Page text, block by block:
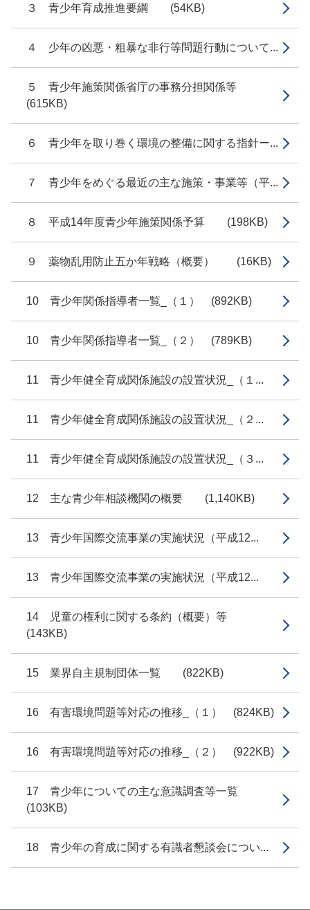
３ 青少年育成推進要綱 (54KB)
４ 少年の凶悪・粗暴な非行等問題行動について...
５ 青少年施策関係省庁の事務分担関係等
(615KB)
６ 青少年を取り巻く環境の整備に関する指針ー...
７ 青少年をめぐる最近の主な施策・事業等（平...
８ 平成14年度青少年施策関係予算 (198KB)
９ 薬物乱用防止五か年戦略（概要） (16KB)
10 青少年関係指導者一覧_（１） (892KB)
10 青少年関係指導者一覧_（２） (789KB)
11 青少年健全育成関係施設の設置状況_（１...
11 青少年健全育成関係施設の設置状況_（２...
11 青少年健全育成関係施設の設置状況_（３...
12 主な青少年相談機関の概要 (1,140KB)
13 青少年国際交流事業の実施状況（平成12...
13 青少年国際交流事業の実施状況（平成12...
14 児童の権利に関する条約（概要）等
(143KB)
15 業界自主規制団体一覧 (822KB)
16 有害環境問題等対応の推移_（１） (824KB)
16 有害環境問題等対応の推移_（２） (922KB)
17 青少年についての主な意識調査等一覧
(103KB)
18 青少年の育成に関する有識者懇談会につい...